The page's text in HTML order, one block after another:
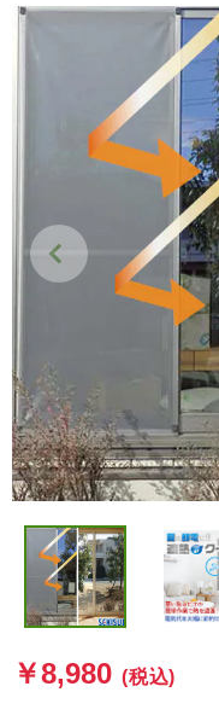
￥8,980 (税込)